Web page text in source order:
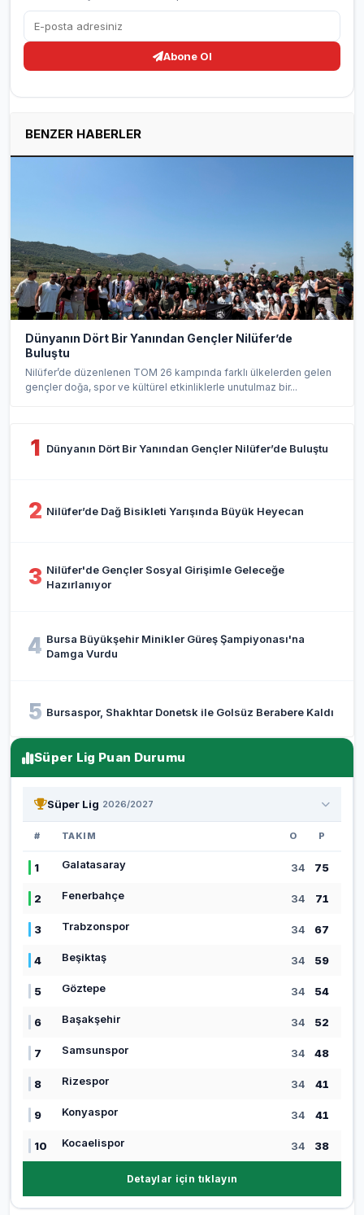
Abone Ol
BENZER HABERLER
Dünyanın Dört Bir Yanından Gençler Nilüfer’de
Buluştu
Nilüfer’de düzenlenen TOM 26 kampında farklı ülkelerden gelen
gençler doğa, spor ve kültürel etkinliklerle unutulmaz bir...
1 Dünyanın Dört Bir Yanından Gençler Nilüfer’de Buluştu
2 Nilüfer’de Dağ Bisikleti Yarışında Büyük Heyecan
3 Nilüfer'de Gençler Sosyal Girişimle Geleceğe
Hazırlanıyor
4 Bursa Büyükşehir Minikler Güreş Şampiyonası'na
Damga Vurdu
5 Bursaspor, Shakhtar Donetsk ile Golsüz Berabere Kaldı
Süper Lig Puan Durumu
Süper Lig 2026/2027
# TAKIM O P
1 Galatasaray 34 75
2 Fenerbahçe 34 71
3 Trabzonspor 34 67
4 Beşiktaş 34 59
5 Göztepe 34 54
6 Başakşehir 34 52
7 Samsunspor 34 48
8 Rizespor 34 41
9 Konyaspor 34 41
10 Kocaelispor 34 38
Detaylar için tıklayın